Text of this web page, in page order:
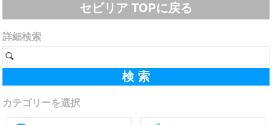
セビリア TOPに戻る
詳細検索
カテゴリーを選択